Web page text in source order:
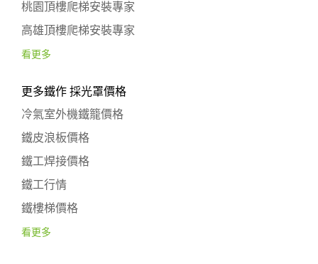
桃園頂樓爬梯安裝專家
高雄頂樓爬梯安裝專家
看更多
更多鐵作 採光罩價格
冷氣室外機鐵籠價格
鐵皮浪板價格
鐵工焊接價格
鐵工行情
鐵樓梯價格
看更多